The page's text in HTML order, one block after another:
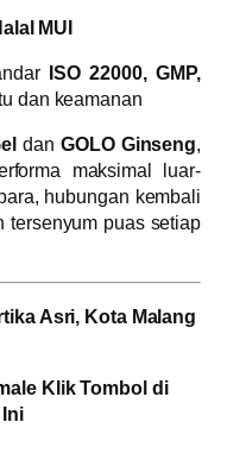
MUI
ISO 22000, GMP,
dan keamanan
danGOLO Ginseng,
maksimal luar-
hubungan kembali
tersenyum puas setiap
Asri, Kota Malang
Klik Tombol di